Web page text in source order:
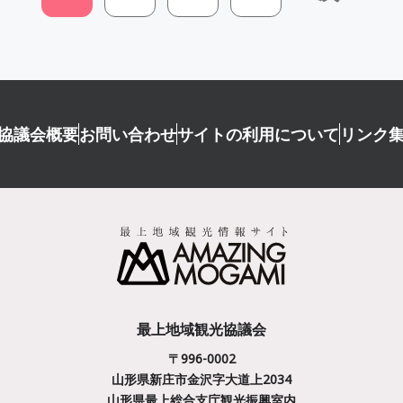
議会概要お問い合わせサイトの利用について リンク
最上地域観光協議会
〒996-0002
山形県新庄市金沢字大道上2034